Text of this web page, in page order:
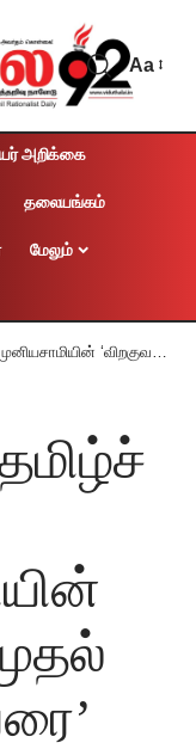
Aa
அறிக்கை
தலையங்கம்
மேலும்
முதல் விமானங்கள்வரை’ நூல் அரங்கேற்றம்!